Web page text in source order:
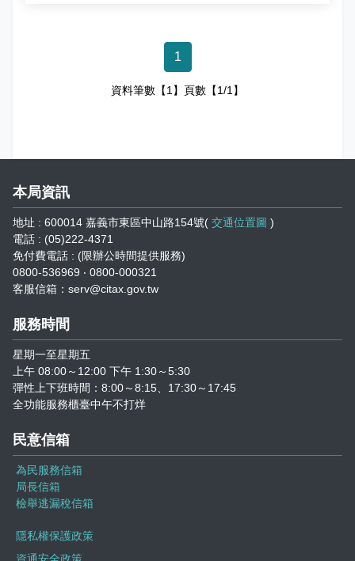
嘉義市政府資料開放平台
性騷擾及職場霸凌分類
志工園地
地方稅稽徵機關
相關連結
稅務軟體下載
稅捐稽徵法專區
常見違章案例
災害減免專區
民法調降成年年齡專區
1
資料筆數【1】頁數【1/1】
本局資訊
地址 : 600014 嘉義市東區中山路154號( 交通位置圖 )
電話 : (05)222-4371
免付費電話 : (限辦公時間提供服務)
0800-536969 ‧ 0800-000321
客服信箱：serv@citax.gov.tw
服務時間
星期一至星期五
上午 08:00～12:00 下午 1:30～5:30
彈性上下班時間：8:00～8:15、17:30～17:45
全功能服務櫃臺中午不打烊
民意信箱
為民服務信箱
局長信箱
檢舉逃漏稅信箱
隱私權保護政策